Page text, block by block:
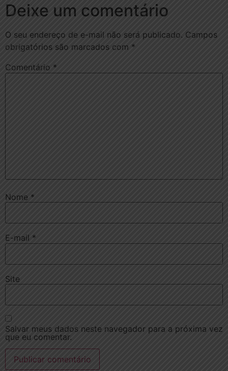
Deixe um comentário
O seu endereço de e-mail não será publicado. Campos
obrigatórios são marcados com *
Comentário *
Nome *
E-mail *
Site
Salvar meus dados neste navegador para a próxima vez
que eu comentar.